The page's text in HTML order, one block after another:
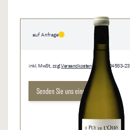
auf Anfrage
inkl. MwSt., zzgl.Versandkosten• 0,75 l • 04583-23
Senden Sie uns eine Anfrage